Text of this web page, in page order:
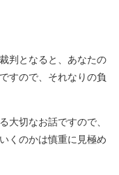
判となると、あなたの
すので、それなりの負
大切なお話ですので、
くのかは慎重に見極め